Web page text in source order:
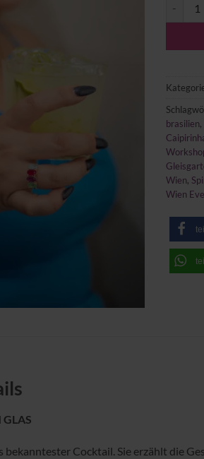
brasilien,
Wien,
Wien
Cocktail. Sie erzählt die